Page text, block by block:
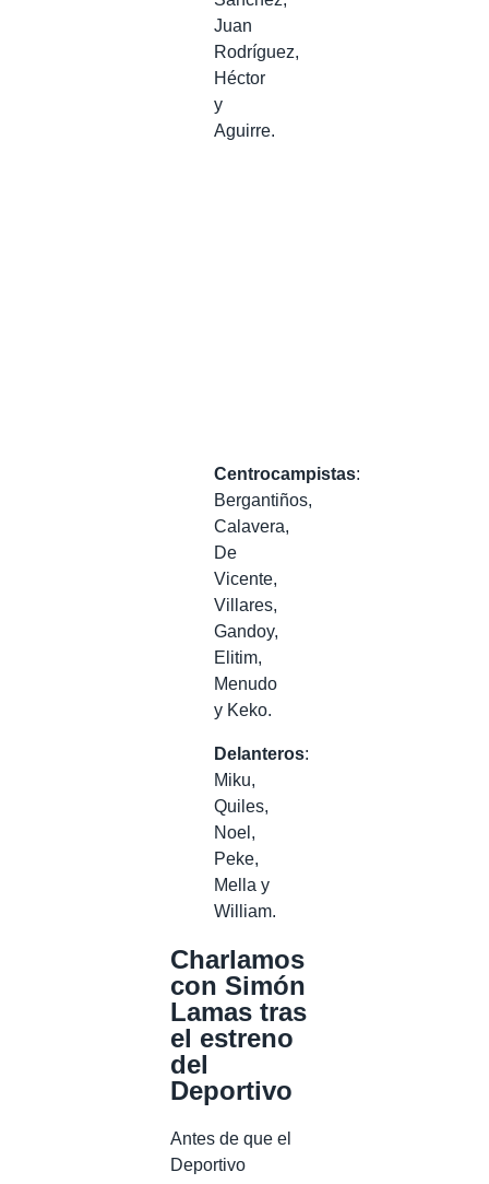
Juan
Rodríguez,
Héctor
y
Aguirre.
Centrocampistas:
Bergantiños,
Calavera,
De
Vicente,
Villares,
Gandoy,
Elitim,
Menudo
y Keko.
Delanteros:
Miku,
Quiles,
Noel,
Peke,
Mella y
William.
Charlamos
con Simón
Lamas tras
el estreno
del
Deportivo
Antes de que el
Deportivo